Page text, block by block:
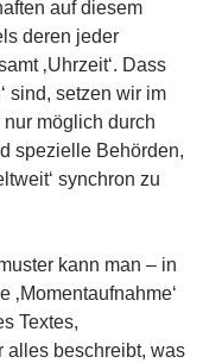
auf diesem
deren jeder
‚Uhrzeit‘. Dass
sind, setzen wir im
möglich durch
spezielle Behörden,
synchron zu
kann man – in
Textes,
alles beschreibt, was